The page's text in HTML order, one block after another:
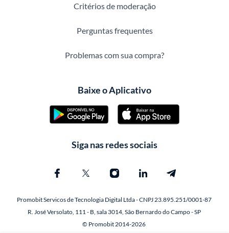
Critérios de moderação
Perguntas frequentes
Problemas com sua compra?
Baixe o Aplicativo
Siga nas redes sociais
Promobit Servicos de Tecnologia Digital Ltda - CNPJ 23.895.251/0001-87
R. José Versolato, 111 - B, sala 3014, São Bernardo do Campo - SP
© Promobit 2014-2026